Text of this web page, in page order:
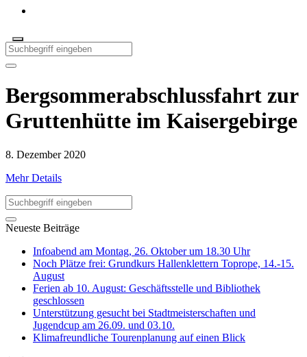
Bergsommerabschlussfahrt zur
Gruttenhütte im Kaisergebirge
8. Dezember 2020
Mehr Details
Neueste Beiträge
Infoabend am Montag, 26. Oktober um 18.30 Uhr
Noch Plätze frei: Grundkurs Hallenklettern Toprope, 14.-15.
August
Ferien ab 10. August: Geschäftsstelle und Bibliothek
geschlossen
Unterstützung gesucht bei Stadtmeisterschaften und
Jugendcup am 26.09. und 03.10.
Klimafreundliche Tourenplanung auf einen Blick